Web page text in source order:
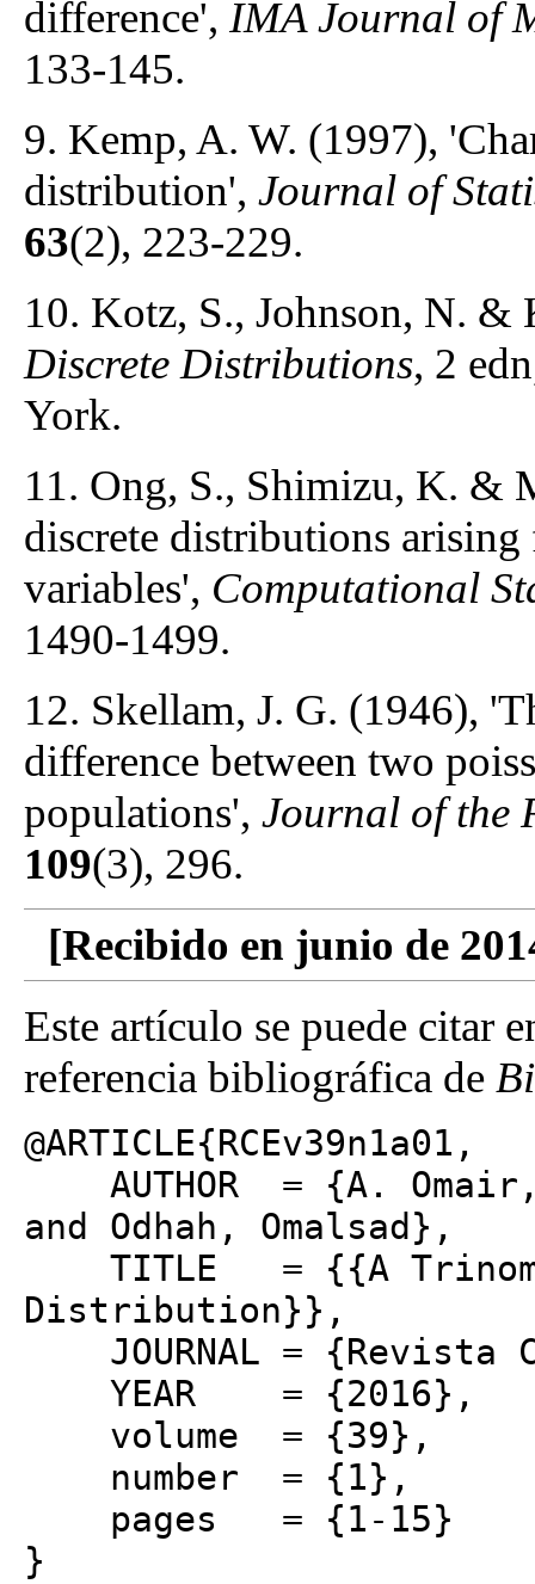
difference', IMA Journal of
133-145.
9. Kemp, A. W. (1997),
distribution', Journal of
63(2), 223-229.
10. Kotz, S., Johnson, N.
Discrete Distributions, 2
York.
11. Ong, S., Shimizu, K. &
discrete distributions
variables', Computational
1490-1499.
12. Skellam, J. G. (1946),
difference between two
populations', Journal of the
109(3), 296.
[Recibido en junio de
Este artículo se puede citar
referencia bibliográfica de
@ARTICLE{RCEv39n1a01,
AUTHOR = {A. Omair,
and Odhah, Omalsad},
TITLE = {{A
Distribution}},
JOURNAL = {Revista
YEAR = {2016},
volume = {39},
number = {1},
pages = {1-15}
}